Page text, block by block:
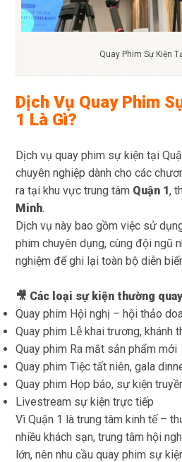
Quay Phim Sự Kiện
Dịch Vụ Quay Phim
1 Là Gì?
Dịch vụ quay phim sự kiện tại
chuyên nghiệp dành cho các
ra tại khu vực trung tâm Quận 1,
Minh.
Dịch vụ này bao gồm việc sử
phim chuyên dụng, cùng đội ngũ
nghiệm để ghi lại toàn bộ diễn
🎥 Các loại sự kiện thường
Quay phim Hội nghị – hội thảo
Quay phim Lễ khai trương, khánh
Quay phim Ra mắt sản phẩm mới
Quay phim Tiệc tất niên, gala
Quay phim Họp báo, sự kiện
Livestream sự kiện trực tiếp
Vì Quận 1 là trung tâm kinh tế –
nhiều khách sạn, trung tâm hội
lớn, nên nhu cầuquay phim sự